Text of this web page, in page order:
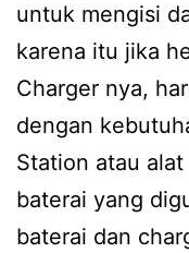
untuk mengisi
karena itu jika
Charger nya,
dengan
Station atau
baterai yang
baterai dan